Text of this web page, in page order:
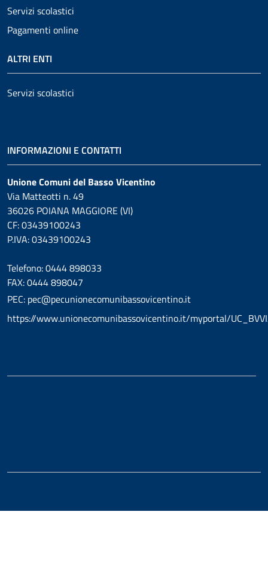
Servizi scolastici
Pagamenti online
ALTRI ENTI
Servizi scolastici
INFORMAZIONI E CONTATTI
Unione Comuni del Basso Vicentino
Via Matteotti n. 49
36026 POIANA MAGGIORE (VI)
CF: 03439100243
P.IVA: 03439100243
Telefono: 0444 898033
FAX: 0444 898047
PEC: pec@pecunionecomunibassovicentino.it
https://www.unionecomunibassovicentino.it/myportal/